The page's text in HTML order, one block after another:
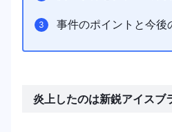
事件のポイントと今後
炎上したのは新鋭アイスブ